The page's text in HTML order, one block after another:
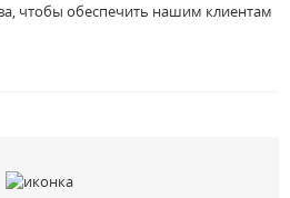
чтобы обеспечить нашим клиентам